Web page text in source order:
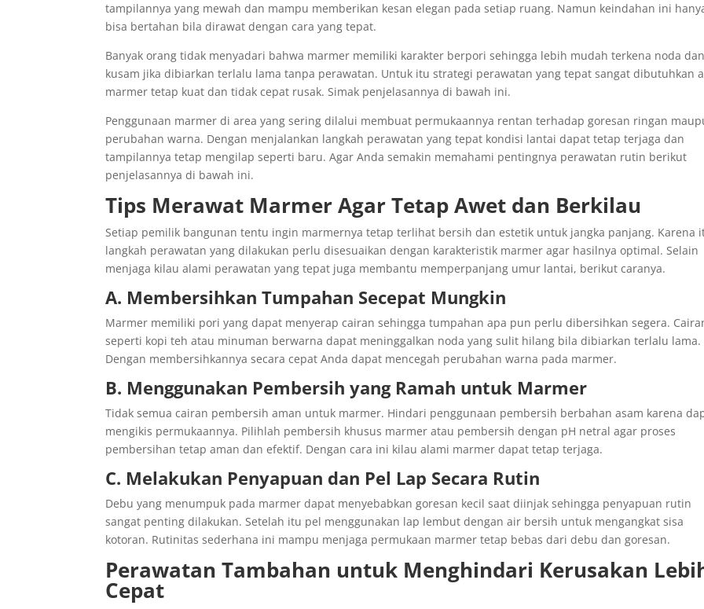
tampilannya yang mewah dan mampu memberikan kesan elegan pada setiap ruang. Namun keindahan ini
bisa bertahan bila dirawat dengan cara yang tepat.
Banyak orang tidak menyadari bahwa marmer memiliki karakter berpori sehingga lebih mudah terkena noda dan
kusam jika dibiarkan terlalu lama tanpa perawatan. Untuk itu strategi perawatan yang tepat sangat dibutuhkan
marmer tetap kuat dan tidak cepat rusak. Simak penjelasannya di bawah ini.
Penggunaan marmer di area yang sering dilalui membuat permukaannya rentan terhadap goresan ringan
perubahan warna. Dengan menjalankan langkah perawatan yang tepat kondisi lantai dapat tetap terjaga dan
tampilannya tetap mengilap seperti baru. Agar Anda semakin memahami pentingnya perawatan rutin berikut
penjelasannya di bawah ini.
Tips Merawat Marmer Agar Tetap Awet dan Berkilau
Setiap pemilik bangunan tentu ingin marmernya tetap terlihat bersih dan estetik untuk jangka panjang. Karena
langkah perawatan yang dilakukan perlu disesuaikan dengan karakteristik marmer agar hasilnya optimal. Selain
menjaga kilau alami perawatan yang tepat juga membantu memperpanjang umur lantai, berikut caranya.
A. Membersihkan Tumpahan Secepat Mungkin
Marmer memiliki pori yang dapat menyerap cairan sehingga tumpahan apa pun perlu dibersihkan segera.
seperti kopi teh atau minuman berwarna dapat meninggalkan noda yang sulit hilang bila dibiarkan terlalu lama.
Dengan membersihkannya secara cepat Anda dapat mencegah perubahan warna pada marmer.
B. Menggunakan Pembersih yang Ramah untuk Marmer
Tidak semua cairan pembersih aman untuk marmer. Hindari penggunaan pembersih berbahan asam karena
mengikis permukaannya. Pilihlah pembersih khusus marmer atau pembersih dengan pH netral agar proses
pembersihan tetap aman dan efektif. Dengan cara ini kilau alami marmer dapat tetap terjaga.
C. Melakukan Penyapuan dan Pel Lap Secara Rutin
Debu yang menumpuk pada marmer dapat menyebabkan goresan kecil saat diinjak sehingga penyapuan rutin
sangat penting dilakukan. Setelah itu pel menggunakan lap lembut dengan air bersih untuk mengangkat sisa
kotoran. Rutinitas sederhana ini mampu menjaga permukaan marmer tetap bebas dari debu dan goresan.
Perawatan Tambahan untuk Menghindari Kerusakan
Cepat